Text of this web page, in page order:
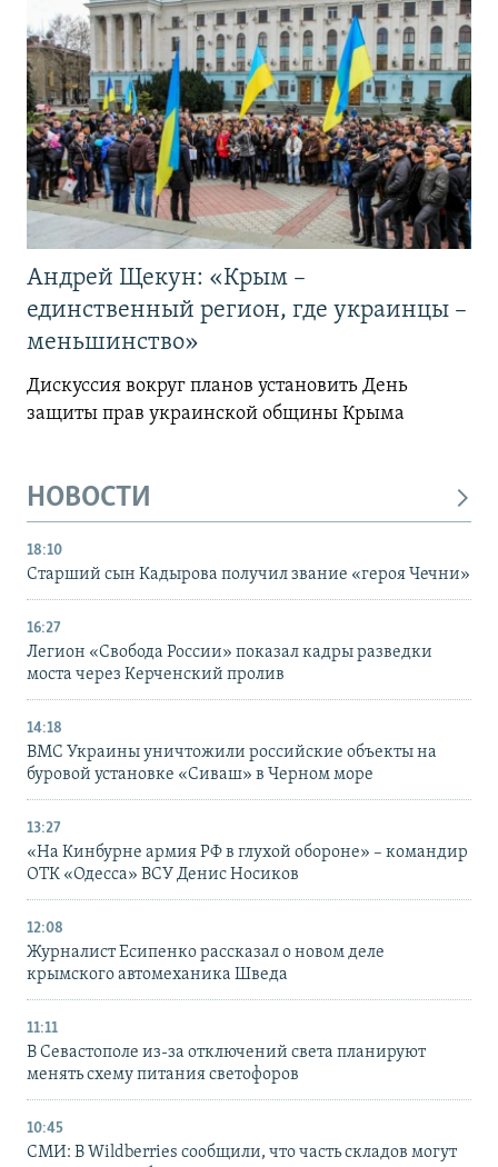
Андрей Щекун: «Крым –
единственный регион, где украинцы –
меньшинство»
Дискуссия вокруг планов установить День
защиты прав украинской общины Крыма
НОВОСТИ
18:10
Старший сын Кадырова получил звание «героя Чечни»
16:27
Легион «Свобода России» показал кадры разведки
моста через Керченский пролив
14:18
ВМС Украины уничтожили российские объекты на
буровой установке «Сиваш» в Черном море
13:27
«На Кинбурне армия РФ в глухой обороне» – командир
ОТК «Одесса» ВСУ Денис Носиков
12:08
Журналист Есипенко рассказал о новом деле
крымского автомеханика Шведа
11:11
В Севастополе из-за отключений света планируют
менять схему питания светофоров
10:45
СМИ: В Wildberries сообщили, что часть складов могут